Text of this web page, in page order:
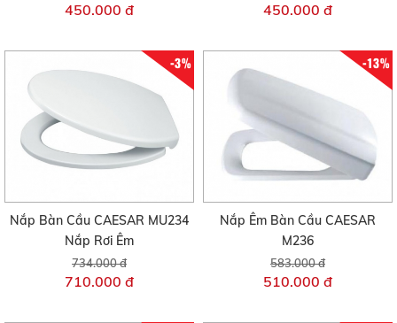
450.000 đ 450.000 đ
-3%
Nắp Bàn Cầu CAESAR MU234
Nắp Rơi Êm
734.000 đ
710.000 đ
-13%
Nắp Êm Bàn Cầu CAESAR
M236
583.000 đ
510.000 đ